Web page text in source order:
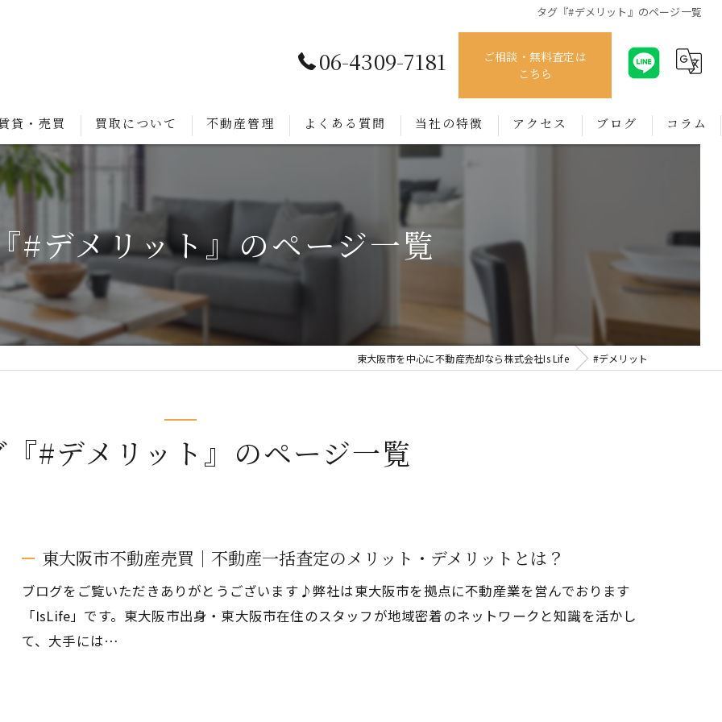
タグ『#デメリット』のページ一覧
06-4309-7181
ご相談・無料査定は
こちら
貸・売買 買取について 不動産管理 よくある質問 当社の特徴
売買
管理
アクセス ブログ コラム
#デメリット』のページ一覧
東大阪市を中心に不動産売却なら株式会社Is Life #デメリット
#デメリット』のページ一覧
東大阪市不動産売買｜不動産一括査定のメリット・デメリットとは？
ブログをご覧いただきありがとうございます♪弊社は東大阪市を拠点に不動産業を営んでおります
「IsLife」です。東大阪市出身・東大阪市在住のスタッフが地域密着のネットワークと知識を活かし
て、大手には…